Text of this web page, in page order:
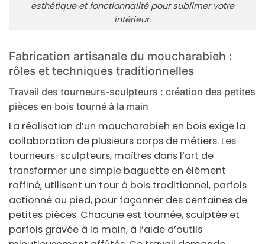
esthétique et fonctionnalité pour sublimer votre
intérieur.
Fabrication artisanale du moucharabieh :
rôles et techniques traditionnelles
Travail des tourneurs-sculpteurs : création des petites
pièces en bois tourné à la main
La réalisation d’un moucharabieh en bois exige la
collaboration de plusieurs corps de métiers. Les
tourneurs-sculpteurs, maîtres dans l’art de
transformer une simple baguette en élément
raffiné, utilisent un tour à bois traditionnel, parfois
actionné au pied, pour façonner des centaines de
petites pièces. Chacune est tournée, sculptée et
parfois gravée à la main, à l’aide d’outils